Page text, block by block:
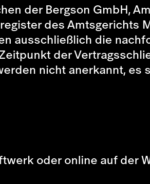
der Bergson GmbH,
des Amtsgerichts
ausschließlich die
der
nicht anerkannt, es
oder online auf der